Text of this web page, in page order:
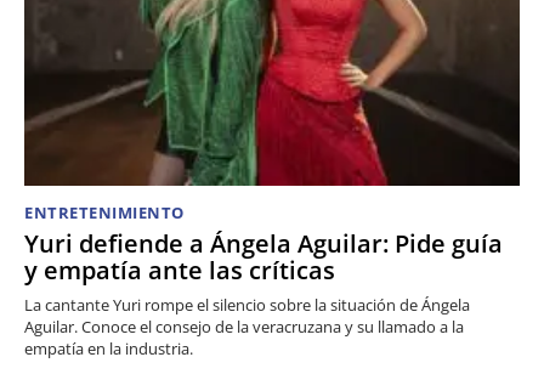
ENTRETENIMIENTO
Yuri defiende a Ángela Aguilar: Pide guía
y empatía ante las críticas
La cantante Yuri rompe el silencio sobre la situación de Ángela
Aguilar. Conoce el consejo de la veracruzana y su llamado a la
empatía en la industria.